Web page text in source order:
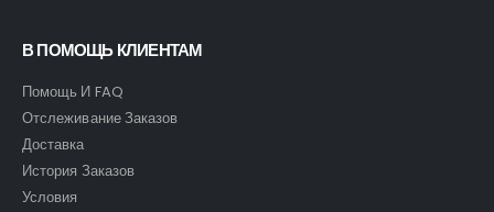
В ПОМОЩЬ КЛИЕНТАМ
Помощь И FAQ
Отслеживание Заказов
Доставка
История Заказов
Условия